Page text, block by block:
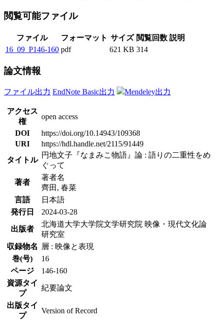
閲覧可能ファイル
ファイル フォーマット サイズ 閲覧回数 説明
16_09_P146-160 pdf 621 KB 314
論文情報
ファイル出力 EndNote Basic出力 Mendeley出力
アクセス
権
open access
DOI
https://doi.org/10.14943/109368
URI
https://hdl.handle.net/2115/91449
タイトル
円地文子『なまみこ物語』論 : 語りの二重性をめ
ぐって
著者
著者名
齊田, 春菜
言語
日本語
発行日
2024-03-28
出版者
北海道大学大学院文学研究院 映像・現代文化論
研究室
収録物名
層 : 映像と表現
巻(号)
16
ページ
146-160
資源タイ
プ
紀要論文
出版タイ
プ
Version of Record